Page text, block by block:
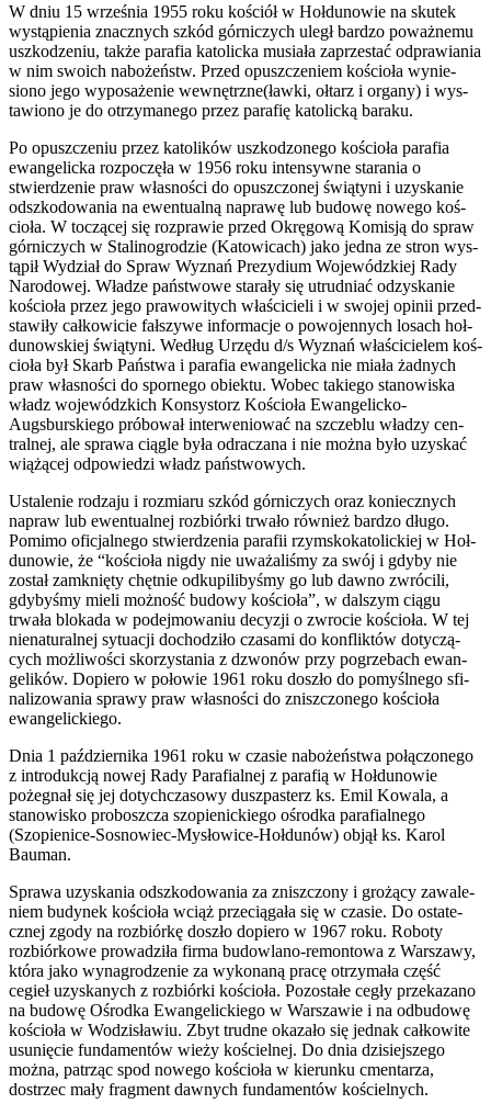
W dniu 15 wrześ­nia 1955 roku koś­ciół w Hoł­dunowie na skutek
wys­tąpi­enia znacznych szkód gór­niczych uległ bardzo poważnemu
uszkodze­niu, także parafia katolicka musi­ała zaprzes­tać odpraw­ia­nia
w nim swoich nabożeństw. Przed opuszcze­niem koś­cioła wynie­
siono jego wyposaże­nie wewnętrzne(ławki, ołtarz i organy) i wys­
taw­iono je do otrzy­manego przez parafię katolicką baraku.
Po opuszcze­niu przez kato­lików uszkod­zonego koś­cioła parafia
ewan­gelicka rozpoczęła w 1956 roku inten­sy­wne stara­nia o
stwierdze­nie praw włas­ności do opuszc­zonej świą­tyni i uzyskanie
odszkodowa­nia na ewen­tu­alną naprawę lub budowę nowego koś­
cioła. W toczącej się rozprawie przed Okrę­gową Komisją do spraw
gór­niczych w Stal­inogrodzie (Katow­icach) jako jedna ze stron wys­
tąpił Wydział do Spraw Wyz­nań Prezy­dium Wojew­ódzkiej Rady
Nar­o­dowej. Władze państ­wowe starały się utrud­niać odzyskanie
koś­cioła przez jego pra­wow­itych właś­ci­cieli i w swo­jej opinii przed­
staw­iły całkowicie fałszywe infor­ma­cje o powo­jen­nych losach hoł­
dunowskiej świą­tyni. Według Urzędu d/s Wyz­nań właś­ci­cielem koś­
cioła był Skarb Państwa i parafia ewan­gelicka nie miała żad­nych
praw włas­ności do spornego obiektu. Wobec takiego stanowiska
władz wojew­ódz­kich Kon­sys­torz Koś­cioła Ewangelicko-
Augsburskiego próbował inter­we­niować na szczeblu władzy cen­
tral­nej, ale sprawa cią­gle była odraczana i nie można było uzyskać
wiążącej odpowiedzi władz państwowych.
Ustal­e­nie rodzaju i rozmi­aru szkód gór­niczych oraz koniecznych
napraw lub ewen­tu­al­nej rozbiórki trwało również bardzo długo.
Pomimo ofic­jal­nego stwierdzenia parafii rzym­skoka­tolick­iej w Hoł­
dunowie, że “koś­cioła nigdy nie uważal­iśmy za swój i gdyby nie
został zamknięty chęt­nie odkupilibyśmy go lub dawno zwró­cili,
gdy­byśmy mieli możność budowy koś­cioła”, w dal­szym ciągu
trwała blokada w pode­j­mowa­niu decyzji o zwro­cie koś­cioła. W tej
nien­at­u­ral­nej sytu­acji dochodz­iło cza­sami do kon­flik­tów doty­czą­
cych możli­wości sko­rzys­ta­nia z dzwonów przy pogrze­bach ewan­
ge­lików. Dopiero w połowie 1961 roku doszło do pomyśl­nego sfi­
nal­i­zowa­nia sprawy praw włas­ności do zniszc­zonego koś­cioła
ewangelickiego.
Dnia 1 października 1961 roku w cza­sie nabożeństwa połąc­zonego
z intro­dukcją nowej Rady Parafi­al­nej z parafią w Hoł­dunowie
pożeg­nał się jej doty­chcza­sowy dusz­pasterz ks. Emil Kowala, a
stanowisko pro­boszcza szopi­enick­iego ośrodka parafi­al­nego
(Szopienice-Sosnowiec-Mysłowice-Hołdunów) objął ks. Karol
Bauman.
Sprawa uzyska­nia odszkodowa­nia za zniszc­zony i grożący zawale­
niem budynek koś­cioła wciąż prze­cią­gała się w cza­sie. Do ostate­
cznej zgody na rozbiórkę doszło dopiero w 1967 roku. Roboty
rozbiórkowe prowadz­iła firma budowlano-remontowa z Warszawy,
która jako wyna­grodze­nie za wyko­naną pracę otrzy­mała część
cegieł uzyskanych z rozbiórki koś­cioła. Pozostałe cegły przekazano
na budowę Ośrodka Ewan­gelick­iego w Warsza­wie i na odbu­dowę
koś­cioła w Wodzisławiu. Zbyt trudne okazało się jed­nak całkowite
usunię­cie fun­da­men­tów wieży koś­ciel­nej. Do dnia dzisiejszego
można, patrząc spod nowego koś­cioła w kierunku cmen­tarza,
dostrzec mały frag­ment dawnych fun­da­men­tów kościelnych.